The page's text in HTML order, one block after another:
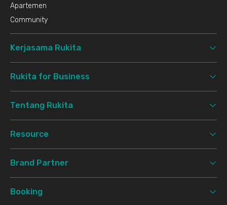
Apartemen
Community
Kerjasama Rukita
Rukita for Business
Tentang Rukita
Resource
Brand Partner
Booking